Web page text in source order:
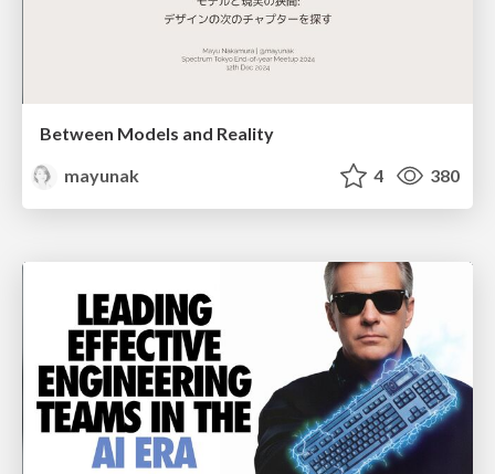
Between Models and Reality
mayunak
4 380